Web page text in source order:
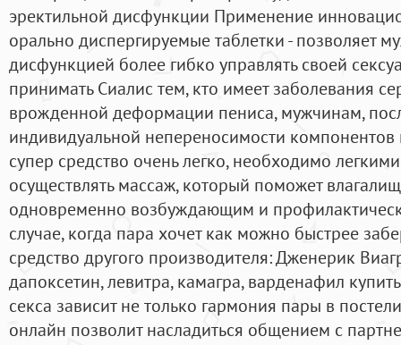
эректильной дисфункции Применение
орально диспергируемые таблетки - позволяет
дисфункцией более гибко управлять своей
принимать Сиалис тем, кто имеет заболевания
врожденной деформации пениса, мужчинам,
индивидуальной непереносимости компонентов
супер средство очень легко, необходимо
осуществлять массаж, который поможет
одновременно возбуждающим и
случае, когда пара хочет как можно быстрее
средство другого производителя: Дженерик
дапоксетин, левитра, камагра, варденафил
секса зависит не только гармония пары в
онлайн позволит насладиться общением с